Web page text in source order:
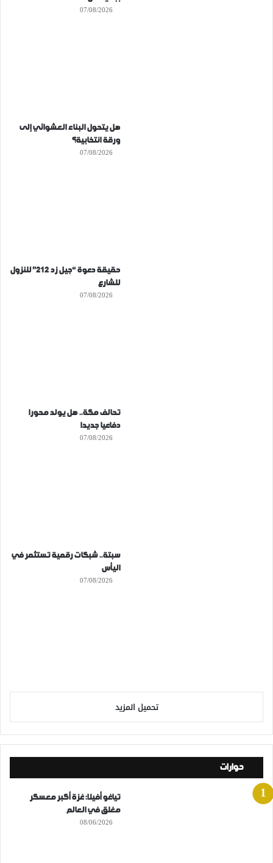
07/08/2026
هل يتحول البناء العشوائي إلى
ورقة انتخابية؟
07/08/2026
حقيقة دعوة “جيل زد 212” للنزول
للشارع
07/08/2026
تحالف مكة.. هل يولد محورا
دفاعيا جديدا
07/08/2026
سبتة.. شبكات رقمية تستثمر في
اليأس
07/08/2026
تحميل المزيد
حوارات
تياغو أفيلا: غزة أكبر معسكر
مغلق في العالم
08/06/2026